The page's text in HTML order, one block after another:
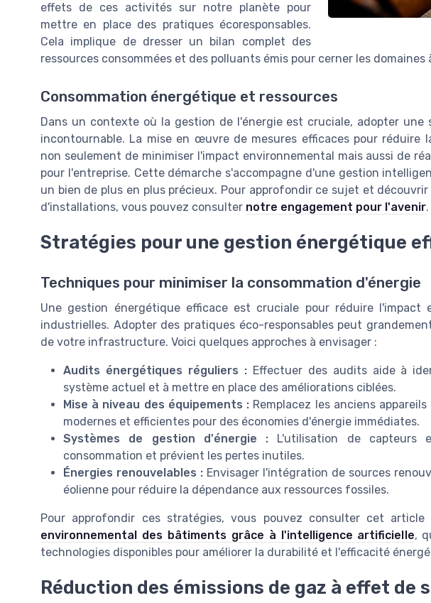
effets de ces activités sur notre planète pour
mettre en place des pratiques écoresponsables.
Cela implique de dresser un bilan complet des
ressources consommées et des polluants émis pour cerner les domaines
Consommation énergétique et ressources
Dans un contexte où la gestion de l'énergie est cruciale, adopter une
incontournable. La mise en œuvre de mesures efficaces pour réduire
non seulement de minimiser l'impact environnemental mais aussi de
pour l'entreprise. Cette démarche s'accompagne d'une gestion
un bien de plus en plus précieux. Pour approfondir ce sujet et
d'installations, vous pouvez consulter notre engagement pour l'avenir.
Stratégies pour une gestion énergétique
Techniques pour minimiser la consommation d'énergie
Une gestion énergétique efficace est cruciale pour réduire l'impact
industrielles. Adopter des pratiques éco-responsables peut
de votre infrastructure. Voici quelques approches à envisager :
Audits énergétiques réguliers :Effectuer des audits aide à
système actuel et à mettre en place des améliorations ciblées.
Mise à niveau des équipements : Remplacez les anciens
modernes et efficientes pour des économies d'énergie immédiates.
Systèmes de gestion d'énergie : L'utilisation de capteurs
consommation et prévient les pertes inutiles.
Énergies renouvelables : Envisager l'intégration de sources
éolienne pour réduire la dépendance aux ressources fossiles.
Pour approfondir ces stratégies, vous pouvez consulter cet article
environnemental des bâtiments grâce à l'intelligence artificielle,
technologies disponibles pour améliorer la durabilité et l'efficacité
Réduction des émissions de gaz à effet de